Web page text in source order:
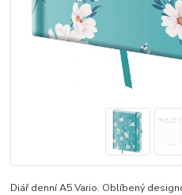
Diář denní A5 Vario. Oblíbený